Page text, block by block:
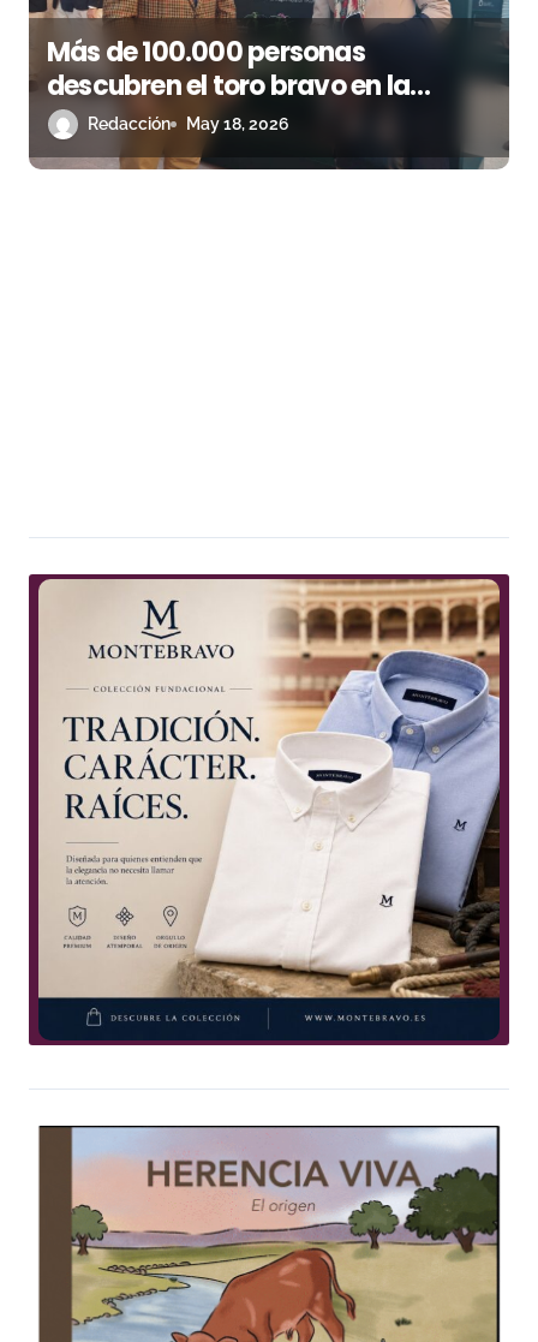
Más de 100.000 personas
descubren el toro bravo en la
exposición de Las Ventas durante
San Isidro
Redacción May 18, 2026